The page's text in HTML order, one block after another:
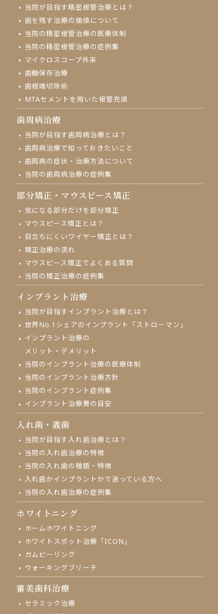
当院が目指す精密根管治療とは？
歯を残す治療の価値について
当院の精密根管治療の医療体制
当院の精密根管治療の症例集
マイクロスコープ外来
⻭髄保存治療
歯根端切除術
MTAセメントを用いた根管充填
歯周病治療
当院が目指す歯周病治療とは？
歯周病治療で知っておきたいこと
歯周病の症状・治療方法について
当院の歯周病治療の症例集
部分矯正・ マウスピース矯正
気になる部分だけを部分矯正
マウスピース矯正とは？
目立ちにくいワイヤー矯正とは？
矯正治療の流れ
マウスピース矯正でよくある質問
当院の矯正治療の症例集
インプラント治療
当院が目指すインプラント治療とは？
世界No.1シェアの インプラント「ストローマン」
インプラント治療の
メリット・デメリット
当院のインプラント治療の 医療体制
当院のインプラント治療方針
当院のインプラント症例集
インプラント治療費の目安
入れ歯・義歯
当院が目指す入れ歯治療とは？
当院の入れ歯治療の特徴
当院の入れ歯の種類・特徴
入れ歯かインプラントかで迷っている方へ
当院の入れ歯治療の症例集
ホワイトニング
ホームホワイトニング
ホワイトスポット治療「ICON」
ガムピーリング
ウォーキングブリーチ
審美歯科治療
セラミック治療